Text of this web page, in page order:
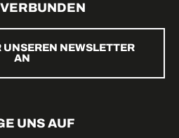
UNSEREN NEWSLETTER
AN
UNS AUF